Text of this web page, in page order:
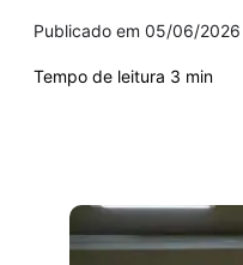
05/06/2026